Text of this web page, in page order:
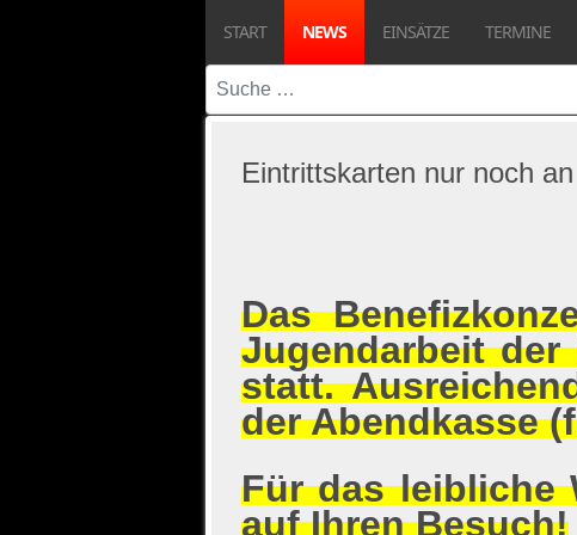
START NEWS EINSÄTZE TERMINE
Suchen
Eintrittskarten nur noch
Das
Jugendarbeit der
statt.
der Abendkasse
Für das leibliche
auf Ihren Besuch!